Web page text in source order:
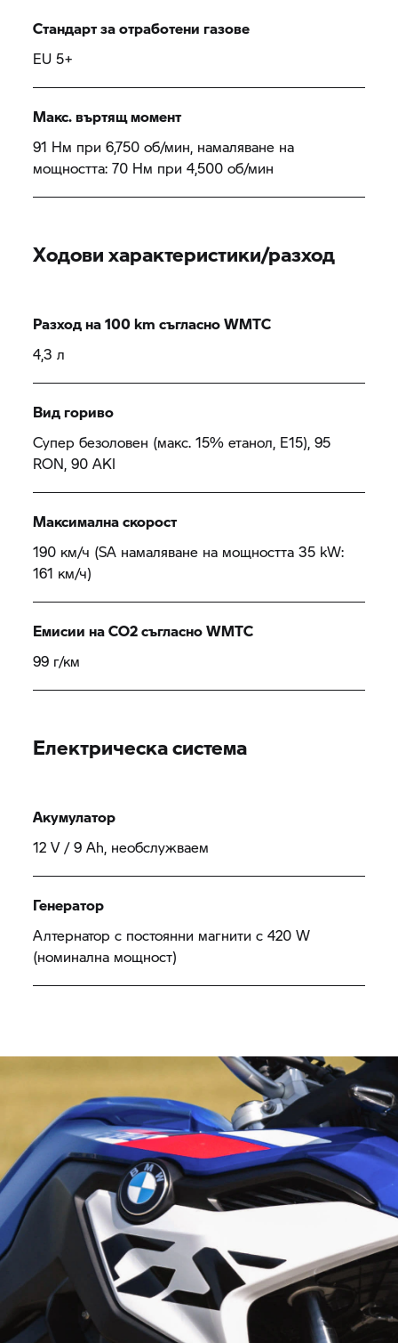
Стандарт за отработени газове
EU 5+
Макс. въртящ момент
91 Нм при 6,750 об/мин, намаляване на
мощността: 70 Нм при 4,500 об/мин
Ходови характеристики/разход
Разход на 100 km съгласно WMTC
4,3 л
Вид гориво
Супер безоловен (макс. 15% етанол, E15), 95
RON, 90 AKI
Максимална скорост
190 км/ч (SA намаляване на мощността 35 kW:
161 км/ч)
Емисии на CO2 съгласно WMTC
99 г/км
Електрическа система
Акумулатор
12 V / 9 Ah, необслужваем
Генератор
Алтернатор с постоянни магнити с 420 W
(номинална мощност)